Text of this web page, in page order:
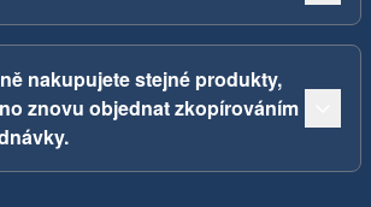
nakupujete stejné produkty,
znovu objednat zkopírováním